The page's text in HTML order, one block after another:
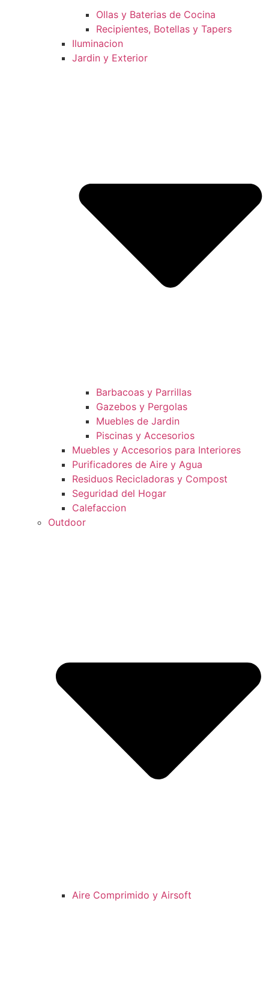
Ollas y Baterias de Cocina
Recipientes, Botellas y Tapers
Iluminacion
Jardin y Exterior
Barbacoas y Parrillas
Gazebos y Pergolas
Muebles de Jardin
Piscinas y Accesorios
Muebles y Accesorios para Interiores
Purificadores de Aire y Agua
Residuos Recicladoras y Compost
Seguridad del Hogar
Calefaccion
Outdoor
Aire Comprimido y Airsoft